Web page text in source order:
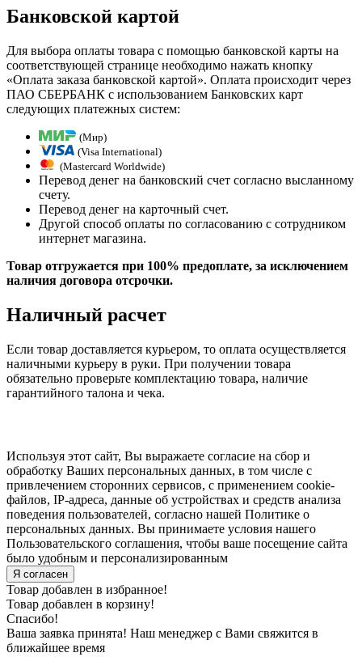
Банковской картой
Для выбора оплаты товара с помощью банковской карты на
соответствующей странице необходимо нажать кнопку
«Оплата заказа банковской картой». Оплата происходит через
ПАО СБЕРБАНК с использованием Банковских карт
следующих платежных систем:
(Мир)
(Visa International)
(Mastercard Worldwide)
Перевод денег на банковский счет согласно высланному
счету.
Перевод денег на карточный счет.
Другой способ оплаты по согласованию с сотрудником
интернет магазина.
Товар отгружается при 100% предоплате, за исключением
наличия договора отсрочки.
Наличный расчет
Если товар доставляется курьером, то оплата осуществляется
наличными курьеру в руки. При получении товара
обязательно проверьте комплектацию товара, наличие
гарантийного талона и чека.
Используя этот сайт, Вы выражаете согласие на сбор и
обработку Ваших персональных данных, в том числе с
привлечением сторонних сервисов, с применением cookie-
файлов, IP-адреса, данные об устройствах и средств анализа
поведения пользователей, согласно нашей Политике о
персональных данных. Вы принимаете условия нашего
Пользовательского соглашения, чтобы ваше посещение сайта
было удобным и персонализированным
Я согласен
Товар добавлен в избранное!
Товар добавлен в корзину!
Спасибо!
Ваша заявка принята! Наш менеджер с Вами свяжится в
ближайшее время